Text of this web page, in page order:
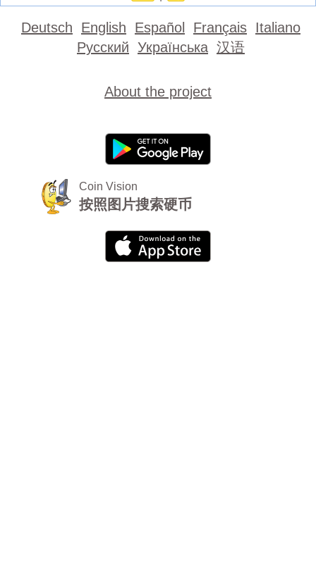
Deutsch English Español Français Italiano
Русский Українська 汉语
About the project
Coin Vision
按照图片搜索硬币